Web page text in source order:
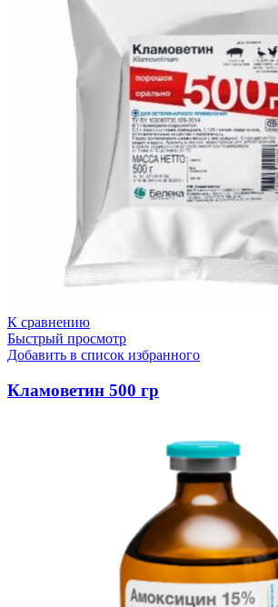
К сравнению
Быстрый просмотр
Добавить в список избранного
Кламоветин 500 гр